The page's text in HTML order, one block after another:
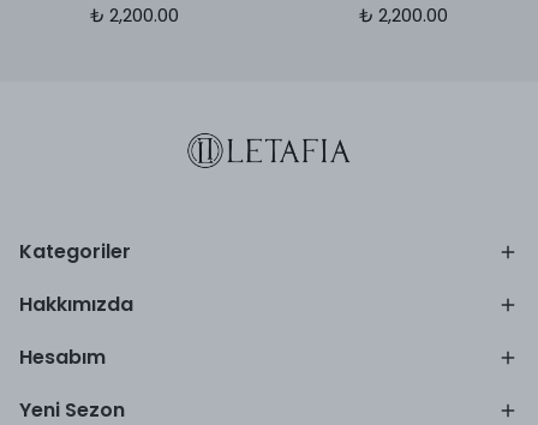
₺ 2,200.00 ₺ 2,200.00
Kategoriler
Hakkımızda
Hesabım
Yeni Sezon